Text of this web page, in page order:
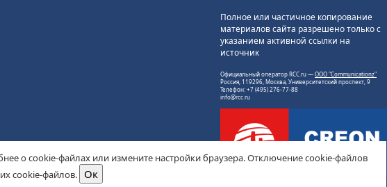
Полное или частичное копирование
материалов сайта разрешено только с
указанием активной ссылки на
источник
Официальный оператор RCC.ru —ООО "Communicationz"
Россия, 119296, Москва, Университетский проспект, 9
Телефон: +7 (495) 276-77-88
info@rcc.ru
о cookie-файлах или измените настройки браузера. Отключение cookie-файлов
cookie-файлов.